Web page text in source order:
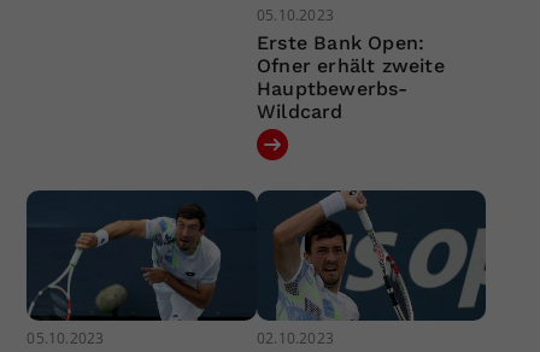
05.10.2023
Erste Bank Open:
Ofner erhält zweite
Hauptbewerbs-
Wildcard
05.10.2023 02.10.2023